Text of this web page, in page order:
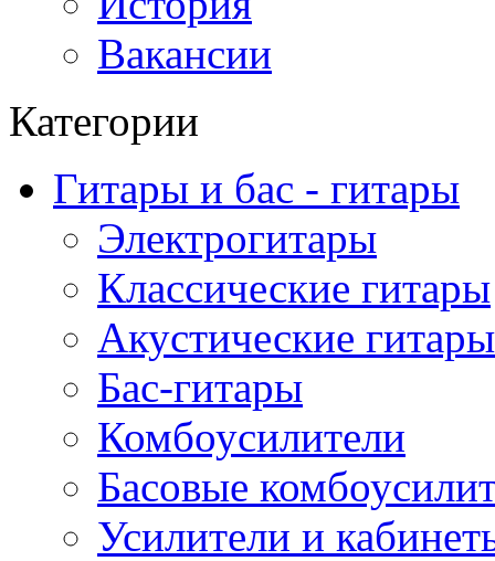
Вакансии
Категории
Гитары и бас - гитары
Электрогитары
Классические гитары
Акустические гитары
Бас-гитары
Комбоусилители
Басовые
Усилители и